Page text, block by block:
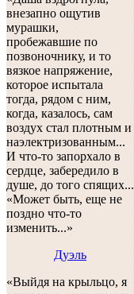
внезапно ощутив
мурашки,
пробежавшие по
позвоночнику, и то
вязкое напряжение,
которое испытала
тогда, рядом с ним,
когда, казалось, сам
воздух стал плотным и
наэлектризованным...
И что-то запорхало в
сердце, забередило в
душе, до того спящих...
«Может быть, еще не
поздно что-то
изменить...»
Дуэль
«Выйдя на крыльцо, я